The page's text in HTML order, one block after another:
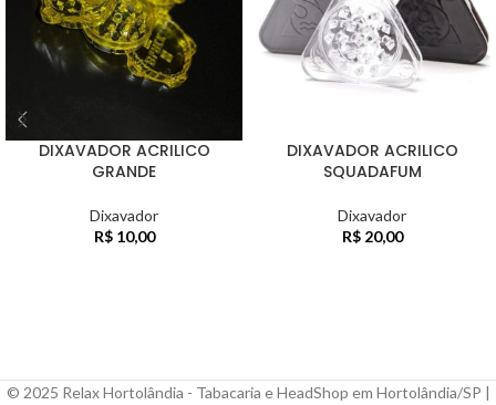
DIXAVADOR ACRILICO
GRANDE
Dixavador
R$10,00
DIXAVADOR ACRILICO
SQUADAFUM
Dixavador
R$20,00
© 2025 Relax Hortolândia - Tabacaria e HeadShop em Hortolândia/SP |